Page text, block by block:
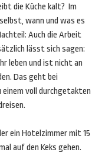
die Küche kalt? Im
wann und was es
Auch die Arbeit
lässt sich sagen:
leben und ist nicht an
Das geht bei
einem voll durchgetakten
ein Hotelzimmer mit 15
auf den Keks gehen.